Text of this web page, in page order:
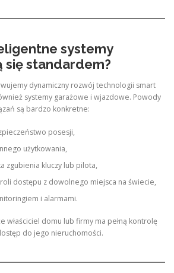
systemy
się standardem?
dynamiczny rozwój technologii smart
systemy garażowe i wjazdowe. Powody
są bardzo konkretne:
posesji,
użytkowania,
zgubienia kluczy lub pilota,
dostępu z dowolnego miejsca na świecie,
i alarmami.
właściciel domu lub firmy ma pełną kontrolę
do jego nieruchomości.